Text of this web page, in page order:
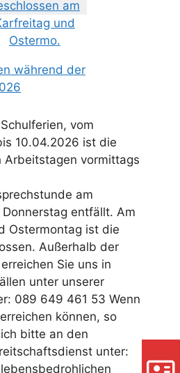
während der
vom
10.04.2026 ist die
Arbeitstagen vormittags
am
entfällt. Am
Ostermontag ist die
Außerhalb der
Sie uns in
unter unserer
089 649 461 53 Wenn
können, so
bitte an den
unter:
lebensbedrohlichen